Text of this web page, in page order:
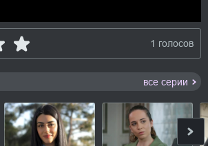
1 голосов
все серии